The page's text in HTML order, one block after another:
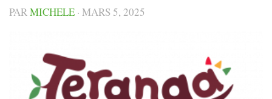
PARMICHELE · MARS 5, 2025